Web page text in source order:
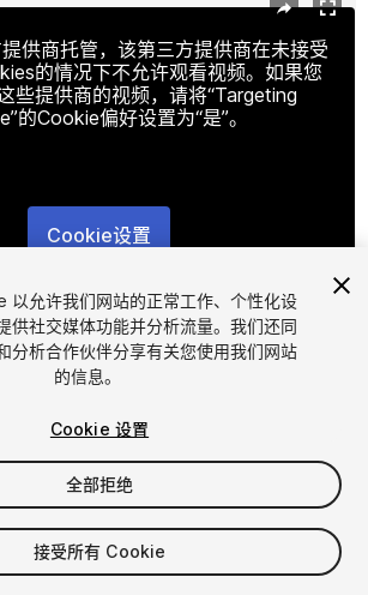
供商托管，该第三方提供商在未接受
的情况下不允许观看视频。如果您
些提供商的视频，请将“Targeting
的Cookie偏好设置为“是”。
Cookie设置
1/6
以允许我们网站的正常工作、个性化设
供社交媒体功能并分析流量。我们还同
分析合作伙伴分享有关您使用我们网站
的信息。
Cookie 设置
全部拒绝
接受所有 Cookie